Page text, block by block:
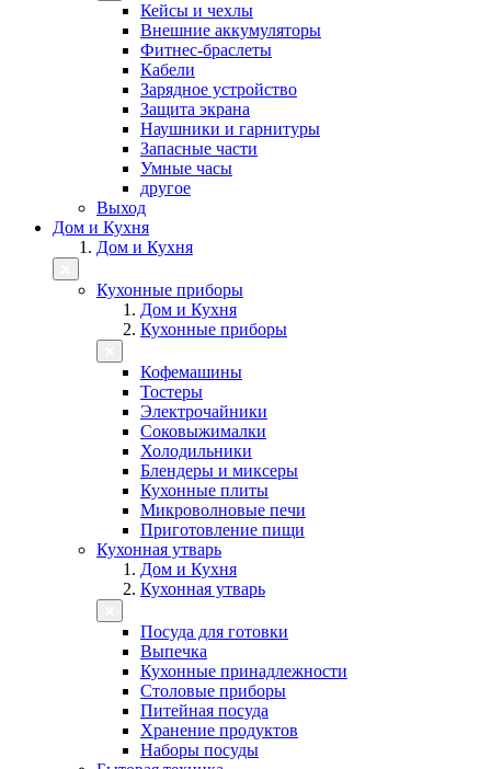
Кейсы и чехлы
Внешние аккумуляторы
Фитнес-браслеты
Кабели
Зарядное устройство
Защита экрана
Наушники и гарнитуры
Запасные части
Умные часы
другое
Выход
Дом и Кухня
Дом и Кухня
Кухонные приборы
Дом и Кухня
Кухонные приборы
Кофемашины
Тостеры
Электрочайники
Соковыжималки
Холодильники
Блендеры и миксеры
Кухонные плиты
Микроволновые печи
Приготовление пищи
Кухонная утварь
Дом и Кухня
Кухонная утварь
Посуда для готовки
Выпечка
Кухонные принадлежности
Столовые приборы
Питейная посуда
Хранение продуктов
Наборы посуды